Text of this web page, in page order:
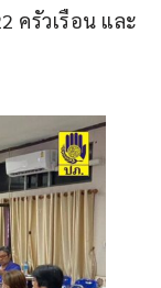
ครัวเรือน และ